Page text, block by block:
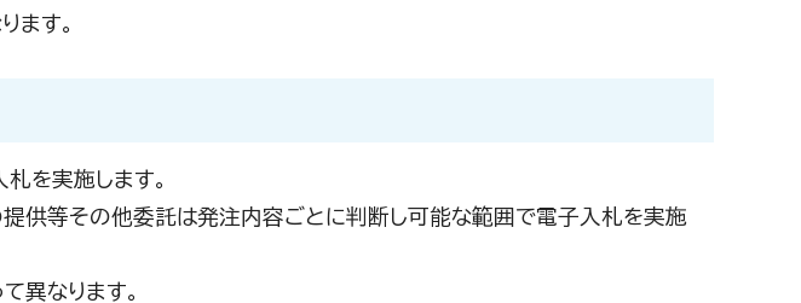
ます。
を実施します。
提供等その他委託は発注内容ごとに判断し可能な範囲で電子入札を実施
異なります。